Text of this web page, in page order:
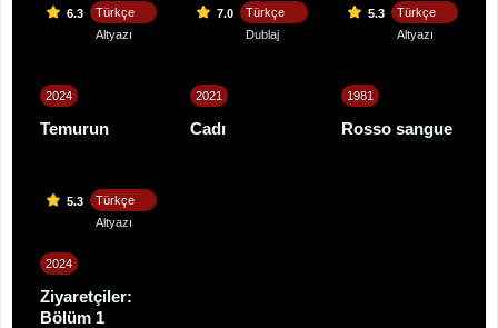
6.3
Türkçe
Altyazı
2024
Temurun
7.0
Türkçe
Dublaj
2021
Cadı
5.3
Türkçe
Altyazı
1981
Rosso sangue
5.3
Türkçe
Altyazı
2024
Ziyaretçiler:
Bölüm 1